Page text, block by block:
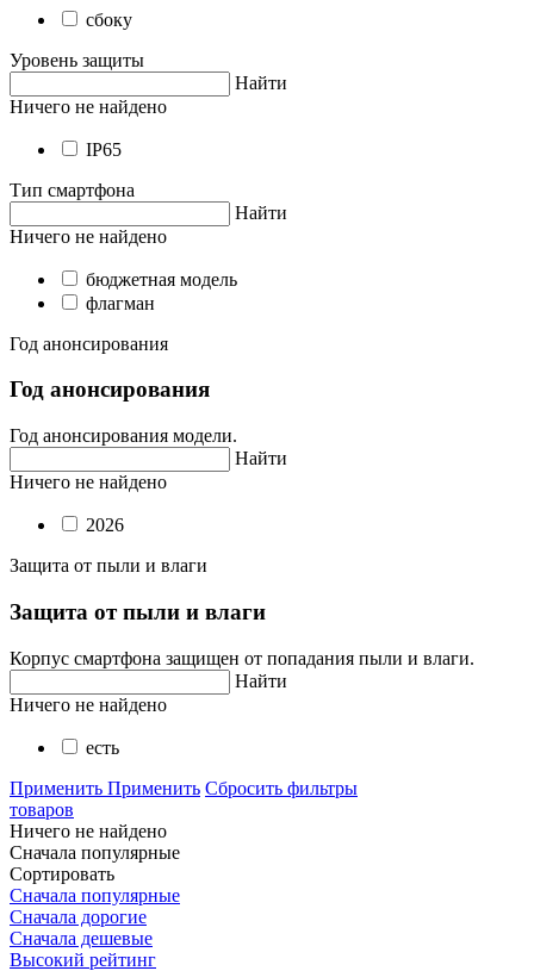
сбоку
Уровень защиты
Найти
Ничего не найдено
IP65
Тип смартфона
Найти
Ничего не найдено
бюджетная модель
флагман
Год анонсирования
Год анонсирования
Год анонсирования модели.
Найти
Ничего не найдено
2026
Защита от пыли и влаги
Защита от пыли и влаги
Корпус смартфона защищен от попадания пыли и влаги.
Найти
Ничего не найдено
есть
Применить Применить Сбросить фильтры
товаров
Ничего не найдено
Сначала популярные
Сортировать
Сначала популярные
Сначала дорогие
Сначала дешевые
Высокий рейтинг